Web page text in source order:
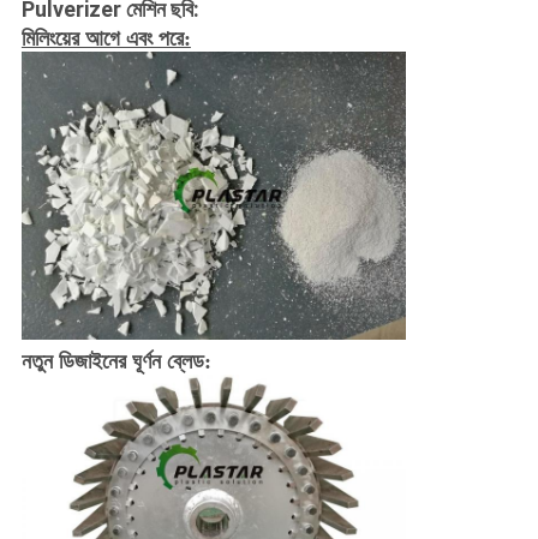
Pulverizer মেশিন ছবি:
মিলিংয়ের আগে এবং পরে:
নতুন ডিজাইনের ঘূর্ণন ব্লেড: